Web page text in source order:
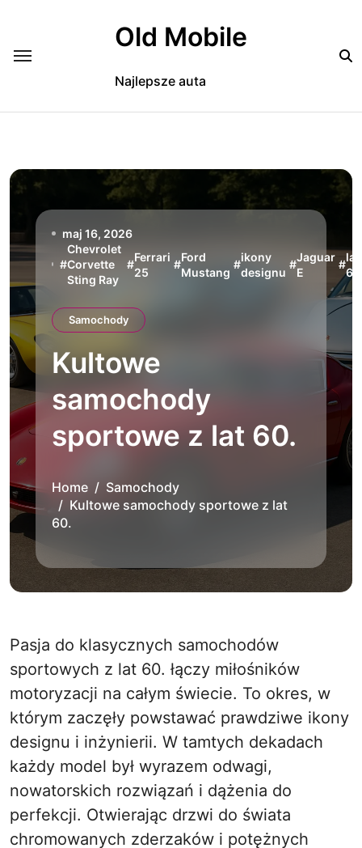
Old Mobile
Najlepsze auta
maj 16, 2026
#
Chevrolet
Corvette
Sting Ray
#
Ferrari
25
#
Ford
Mustang
#
ikony
designu
#
Jaguar
E
#
lat
6
Samochody
Kultowe
samochody
sportowe z lat 60.
Home
Samochody
Kultowe samochody sportowe z lat
60.
Pasja do klasycznych samochodów
sportowych z lat 60. łączy miłośników
motoryzacji na całym świecie. To okres, w
którym zaczęły powstawać prawdziwe ikony
designu i inżynierii. W tamtych dekadach
każdy model był wyrazem odwagi,
nowatorskich rozwiązań i dążenia do
perfekcji. Otwierając drzwi do świata
chromowanych zderzaków i potężnych